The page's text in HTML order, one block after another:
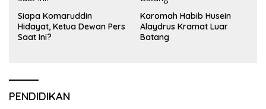
Siapa Komaruddin
Hidayat, Ketua Dewan Pers
Saat Ini?
Karomah Habib Husein
Alaydrus Kramat Luar
Batang
PENDIDIKAN